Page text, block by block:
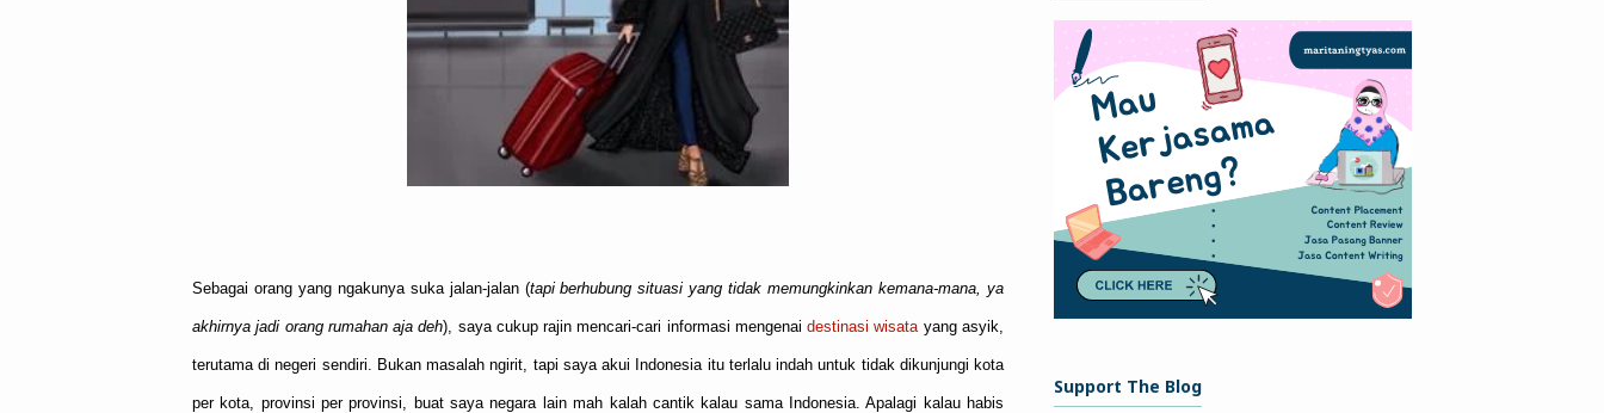
Sebagai orang yang ngakunya suka jalan-jalan (tapi berhubung situasi yang tidak memungkinkan kemana-mana, ya
akhirnya jadi orang rumahan aja deh), saya cukup rajin mencari-cari informasi mengenaidestinasi wisata yang asyik,
terutama di negeri sendiri. Bukan masalah ngirit, tapi saya akui Indonesia itu terlalu indah untuk tidak dikunjungi kota
per kota, provinsi per provinsi, buat saya negara lain mah kalah cantik kalau sama Indonesia. Apalagi kalau habis
Support The Blog